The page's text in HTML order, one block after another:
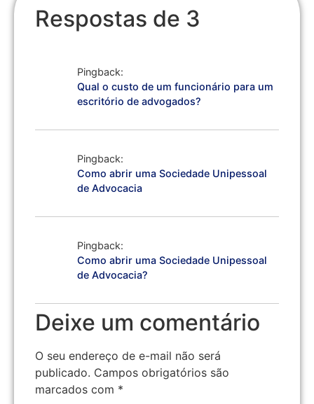
Respostas de 3
Pingback:
Qual o custo de um funcionário para um
escritório de advogados?
Pingback:
Como abrir uma Sociedade Unipessoal
de Advocacia
Pingback:
Como abrir uma Sociedade Unipessoal
de Advocacia?
Deixe um comentário
O seu endereço de e-mail não será
publicado. Campos obrigatórios são
marcados com *